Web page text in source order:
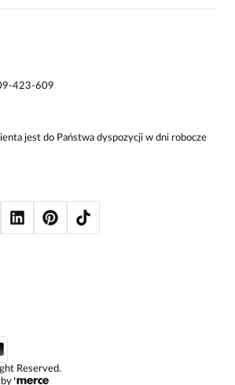
423-609
jest do Państwa dyspozycji w dni robocze
Reserved.